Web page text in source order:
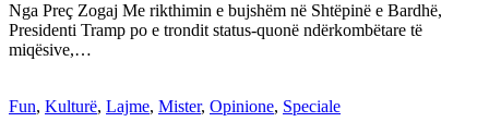
Nga Preç Zogaj Me rikthimin e bujshëm në Shtëpinë e Bardhë,
Presidenti Tramp po e trondit status-quonë ndërkombëtare të
miqësive,…
Fun, Kulturë, Lajme, Mister, Opinione, Speciale